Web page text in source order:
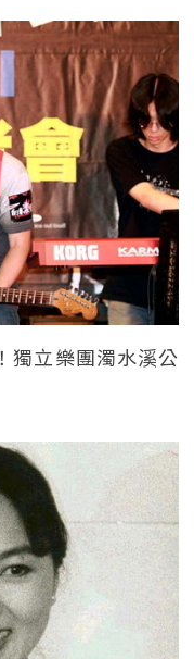
獨立樂團濁水溪公